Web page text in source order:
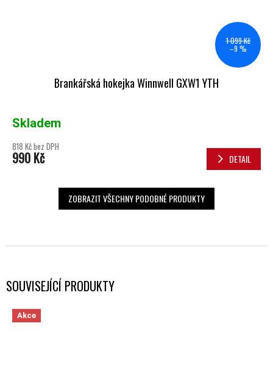
SOUVISEJÍCÍ PRODUKTY
Akce
1 099 Kč
–9 %
Brankářská hokejka Winnwell GXW1 YTH
Skladem
818 Kč bez DPH
990 Kč DETAIL
ZOBRAZIT VŠECHNY PODOBNÉ PRODUKTY